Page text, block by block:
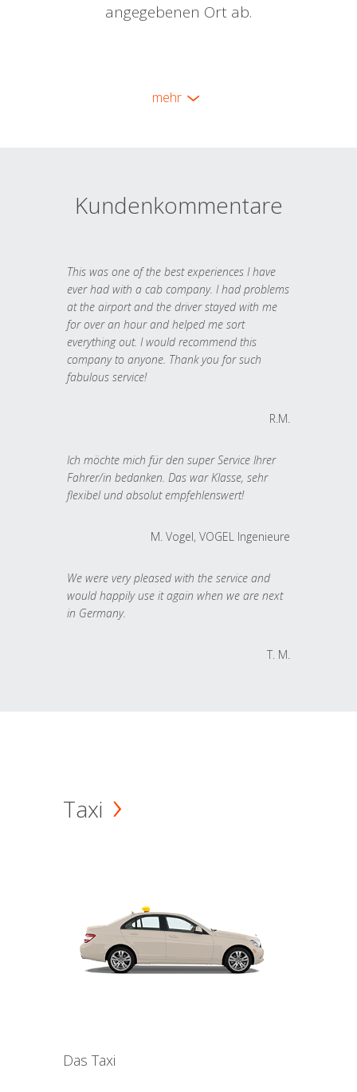
angegebenen Ort ab.
mehr
Kundenkommentare
This was one of the best experiences I have
ever had with a cab company. I had problems
at the airport and the driver stayed with me
for over an hour and helped me sort
everything out. I would recommend this
company to anyone. Thank you for such
fabulous service!
R.M.
Ich möchte mich für den super Service Ihrer
Fahrer/in bedanken. Das war Klasse, sehr
flexibel und absolut empfehlenswert!
M. Vogel, VOGEL Ingenieure
We were very pleased with the service and
would happily use it again when we are next
in Germany.
T. M.
Taxi
Das Taxi